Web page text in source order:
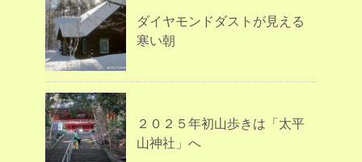
ダイヤモンドダストが見える
寒い朝
２０２５年初山歩きは「太平
山神社」へ